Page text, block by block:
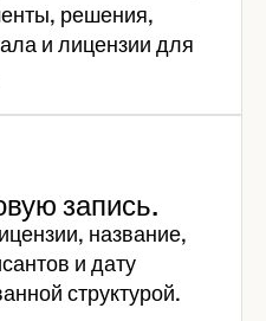
решения,
и лицензии для
запись.
название,
и дату
структурой.